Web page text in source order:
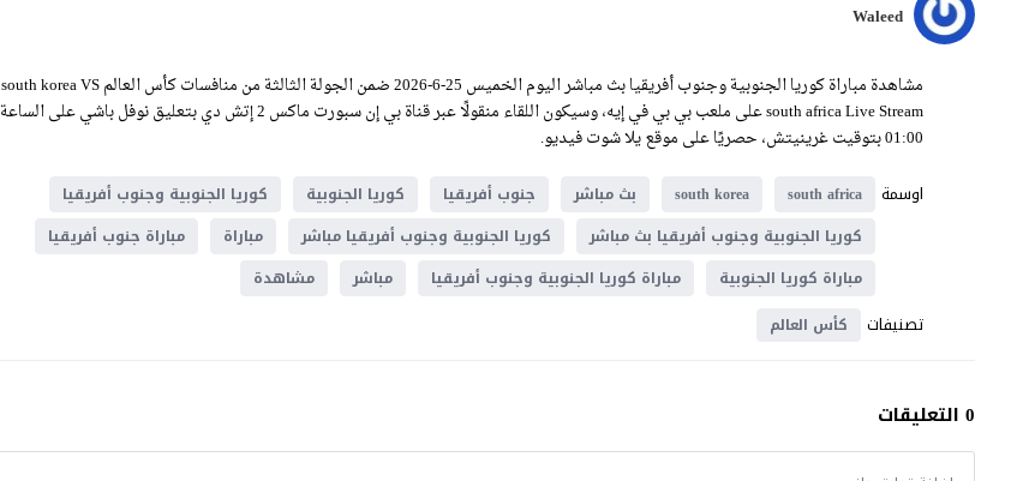
Waleed
مشاهدة مباراة كوريا الجنوبية وجنوب أفريقيا بث مباشر اليوم الخميس 25-6-2026 ضمن الجولة الثالثة من منافسات كأس العالم south korea VS
south africa Live Stream على ملعب بي بي في إيه، وسيكون اللقاء منقولًا عبر قناة بي إن سبورت ماكس 2 إتش دي بتعليق نوفل باشي على الساعة
01:00 بتوقيت غرينيتش، حصريًا على موقع يلا شوت فيديو.
اوسمة
south africa
south korea بث مباشر جنوب أفريقيا كوريا الجنوبية
كوريا الجنوبية وجنوب أفريقيا
كوريا الجنوبية وجنوب أفريقيا بث مباشر
كوريا الجنوبية وجنوب أفريقيا مباشر مباراة
مباراة جنوب أفريقيا
مباراة كوريا الجنوبية
مباراة كوريا الجنوبية وجنوب أفريقيا مباشر مشاهدة
تصنيفات كأس العالم
0 التعليقات